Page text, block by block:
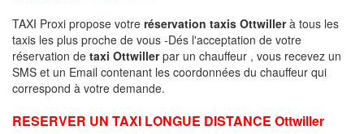
TAXI Proxi propose votre réservation taxis Ottwillerà tous les
taxis les plus proche de vous -Dés l'acceptation de votre
réservation de taxi Ottwillerpar un chauffeur , vous recevez un
SMS et un Email contenant les coordonnées du chauffeur qui
correspond à votre demande.
RESERVER UN TAXI LONGUE DISTANCE Ottwiller